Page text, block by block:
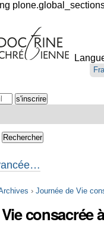
› Journée de Vie
consacrée